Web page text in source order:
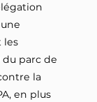
les
du parc de
la
en plus